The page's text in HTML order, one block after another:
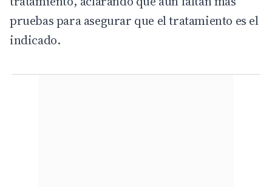
pruebas para asegurar que el tratamiento es el
indicado.